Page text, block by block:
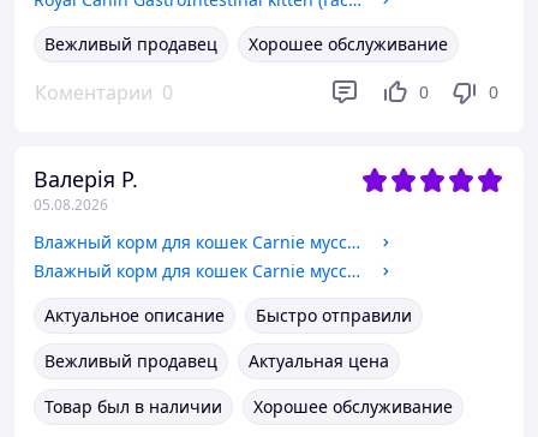
Вежливый продавец
Хорошее обслуживание
Коментарии 0 0 0
Валерія Р.
05.08.2026
Влажный корм для кошек Carnie мусс с кроликом, семенами чиа, томатами и желе 85 гр
Влажный корм для кошек Carnie мусс с индейкой, яблоком, морковью и желе 85 гр
Актуальное описание
Быстро отправили
Вежливый продавец
Актуальная цена
Товар был в наличии
Хорошее обслуживание